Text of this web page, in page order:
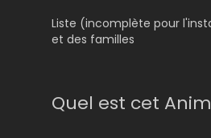
Liste (incomplète pour
et des familles
Quel est cet